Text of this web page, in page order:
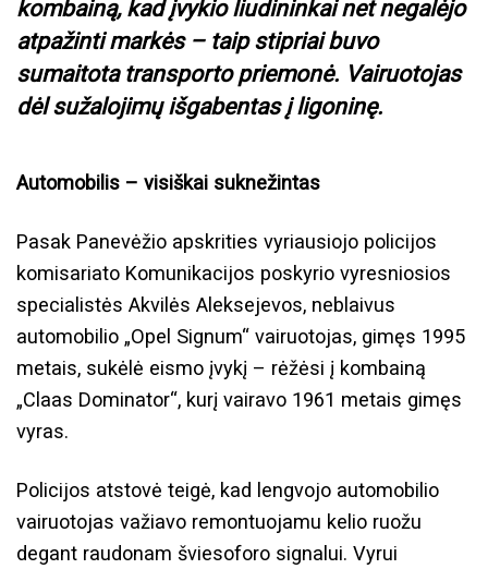
kombainą, kad įvykio liudininkai net negalėjo
atpažinti markės – taip stipriai buvo
sumaitota transporto priemonė. Vairuotojas
dėl sužalojimų išgabentas į ligoninę.
Automobilis – visiškai suknežintas
Pasak Panevėžio apskrities vyriausiojo policijos
komisariato Komunikacijos poskyrio vyresniosios
specialistės Akvilės Aleksejevos, neblaivus
automobilio „Opel Signum“ vairuotojas, gimęs 1995
metais, sukėlė eismo įvykį – rėžėsi į kombainą
„Claas Dominator“, kurį vairavo 1961 metais gimęs
vyras.
Policijos atstovė teigė, kad lengvojo automobilio
vairuotojas važiavo remontuojamu kelio ruožu
degant raudonam šviesoforo signalui. Vyrui